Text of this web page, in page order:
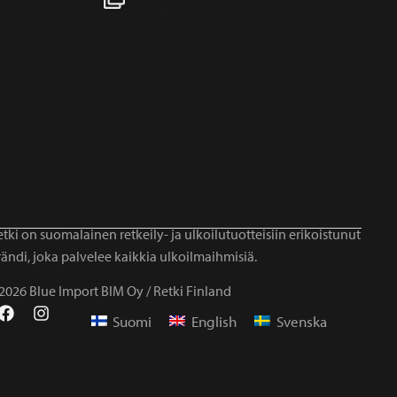
on suomalainen retkeily- ja ulkoilutuotteisiin erikoistunut
joka palvelee kaikkia ulkoilmaihmisiä.
Blue Import BIM Oy / Retki Finland
Suomi English Svenska